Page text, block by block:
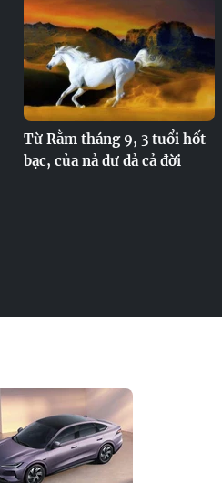
Từ Rằm tháng 9, 3 tuổi hốt
bạc, của nả dư dả cả đời